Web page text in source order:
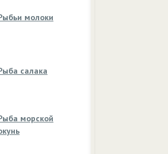
молоки
салака
морской